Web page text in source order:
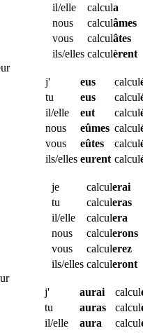
il/elle
calcula
nous
calculâmes
vous
calculâtes
ils/elles calculèrent
j'
eus calcul
tu
eus calcul
il/elle
eut calcul
nous
eûmes calcul
vous
eûtes calcul
ils/elles eurent calcul
je
calculerai
tu
calculeras
il/elle
calculera
nous
calculerons
vous
calculerez
ils/elles calculeront
j'
aurai calcul
tu
auras calcul
il/elle
aura calcul